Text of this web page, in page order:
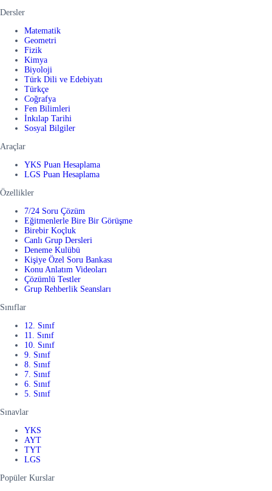
Dersler
Matematik
Geometri
Fizik
Kimya
Biyoloji
Türk Dili ve Edebiyatı
Türkçe
Coğrafya
Fen Bilimleri
İnkılap Tarihi
Sosyal Bilgiler
Araçlar
YKS Puan Hesaplama
LGS Puan Hesaplama
Özellikler
7/24 Soru Çözüm
Eğitmenlerle Bire Bir Görüşme
Birebir Koçluk
Canlı Grup Dersleri
Deneme Kulübü
Kişiye Özel Soru Bankası
Konu Anlatım Videoları
Çözümlü Testler
Grup Rehberlik Seansları
Sınıflar
12. Sınıf
11. Sınıf
10. Sınıf
9. Sınıf
8. Sınıf
7. Sınıf
6. Sınıf
5. Sınıf
Sınavlar
YKS
AYT
TYT
LGS
Popüler Kurslar